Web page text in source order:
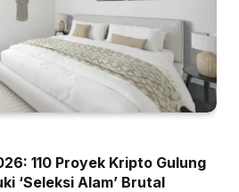
110 Proyek Kripto Gulung
‘Seleksi Alam’ Brutal